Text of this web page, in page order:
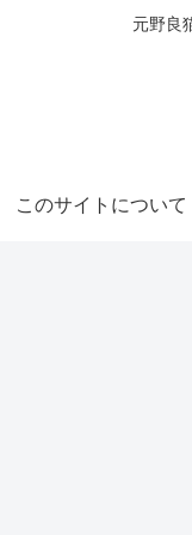
元野良
このサイトについて